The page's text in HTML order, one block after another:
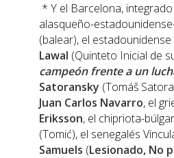
* Y el Barcelona,
alasqueño-
(balear), el estadounidense
Lawal (Quinteto Inicial de
campeón frente a un
Satoransky (Tomáš
Juan Carlos Navarro, el
Eriksson, el chipriota-
(Tomić), el senegalés
Samuels (Lesionado, No